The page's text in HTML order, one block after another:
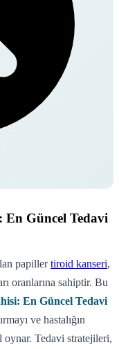
: En Güncel Tedavi
papillertiroid kanseri,
oranlarına sahiptir. Bu
En Güncel Tedavi
ve hastalığın
Tedavi stratejileri,